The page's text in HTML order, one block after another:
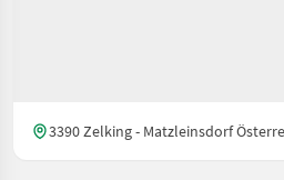
3390 Zelking - Matzleinsdorf